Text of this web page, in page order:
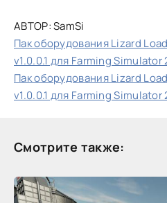
АВТОР: SamSi
Пак оборудования Lizard
v1.0.0.1 для Farming Simulator
Пак оборудования Lizard
v1.0.0.1 для Farming Simulator
Смотрите также: